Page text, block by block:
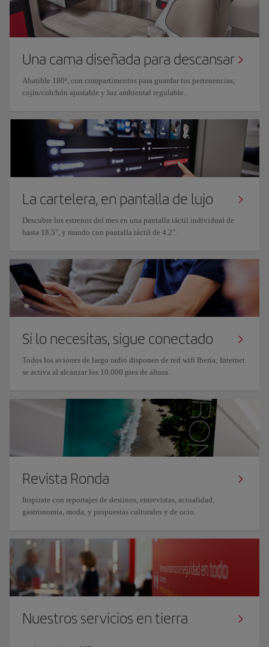
Una cama diseñada para descansar
Abatible 180º, con compartimentos para guardar tus pertenencias;
cojín/colchón ajustable y luz ambiental regulable.
La cartelera, en pantalla de lujo
Descubre los estrenos del mes en una pantalla táctil individual de
hasta 18.5", y mando con pantalla táctil de 4.2".
Si lo necesitas, sigue conectado
Todos los aviones de largo radio disponen de red wifi Iberia; Internet
se activa al alcanzar los 10.000 pies de altura.
Revista Ronda
Inspírate con reportajes de destinos, entrevistas, actualidad,
gastronomía, moda, y propuestas culturales y de ocio.
Nuestros servicios en tierra